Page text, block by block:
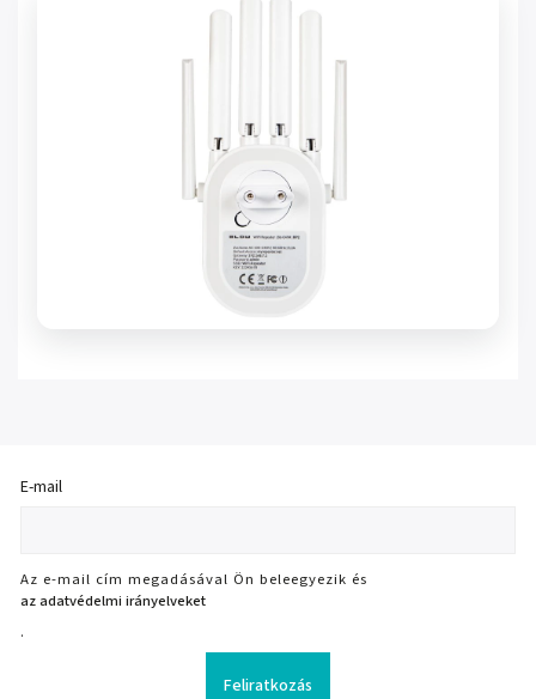
E-mail
Az e-mail cím megadásával Ön beleegyezik és
az adatvédelmi irányelveket
.
Feliratkozás